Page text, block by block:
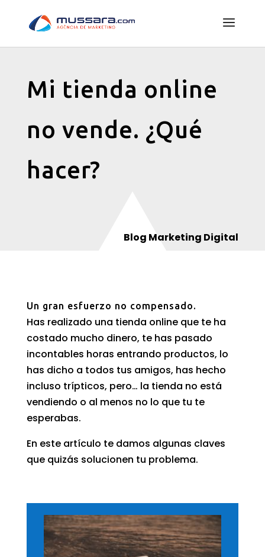
Mi tienda online
no vende. ¿Qué
hacer?
Blog Marketing Digital
Un gran esfuerzo no compensado.
Has realizado una tienda online que te ha
costado mucho dinero, te has pasado
incontables horas entrando productos, lo
has dicho a todos tus amigos, has hecho
incluso trípticos, pero… la tienda no está
vendiendo o al menos no lo que tu te
esperabas.
En este artículo te damos algunas claves
que quizás solucionen tu problema.